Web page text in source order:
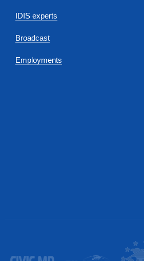
IDIS experts
Broadcast
Employments